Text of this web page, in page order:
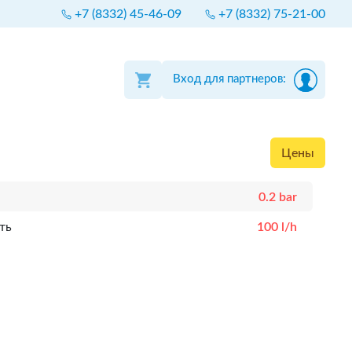
+7 (8332) 45-46-09 +7 (8332) 75-21-00
Вход для партнеров:
Цены
0.2 bar
100 l/h